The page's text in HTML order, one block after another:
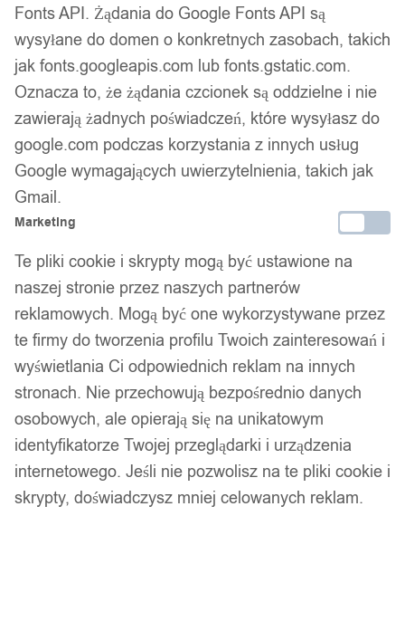
Fonts API. Żądania do Google Fonts API są
wysyłane do domen o konkretnych zasobach, takich
jak fonts.googleapis.com lub fonts.gstatic.com.
Oznacza to, że żądania czcionek są oddzielne i nie
zawierają żadnych poświadczeń, które wysyłasz do
google.com podczas korzystania z innych usług
Google wymagających uwierzytelnienia, takich jak
Gmail.
Marketing
Te pliki cookie i skrypty mogą być ustawione na
naszej stronie przez naszych partnerów
reklamowych. Mogą być one wykorzystywane przez
te firmy do tworzenia profilu Twoich zainteresowań i
wyświetlania Ci odpowiednich reklam na innych
stronach. Nie przechowują bezpośrednio danych
osobowych, ale opierają się na unikatowym
identyfikatorze Twojej przeglądarki i urządzenia
internetowego. Jeśli nie pozwolisz na te pliki cookie i
skrypty, doświadczysz mniej celowanych reklam.